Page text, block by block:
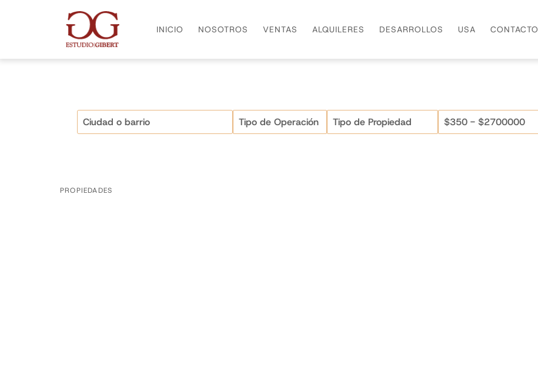
INICIO NOSOTROS VENTAS ALQUILERES DESARROLLOS USA CONTACTO
Ciudad o barrio $350 - $2700000
PROPIEDADES